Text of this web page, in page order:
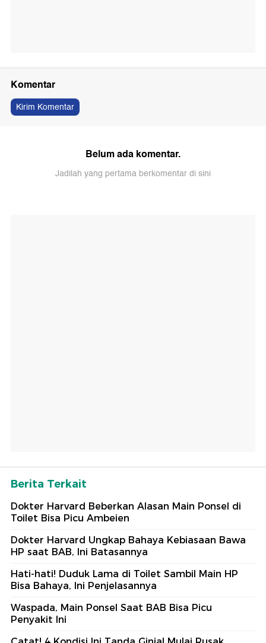
Komentar
Kirim Komentar
Belum ada komentar.
Jadilah yang pertama berkomentar di sini
Berita Terkait
Dokter Harvard Beberkan Alasan Main Ponsel di
Toilet Bisa Picu Ambeien
Dokter Harvard Ungkap Bahaya Kebiasaan Bawa
HP saat BAB, Ini Batasannya
Hati-hati! Duduk Lama di Toilet Sambil Main HP
Bisa Bahaya, Ini Penjelasannya
Waspada, Main Ponsel Saat BAB Bisa Picu
Penyakit Ini